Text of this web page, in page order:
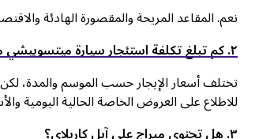
نعم. المقاعد المريحة والمقصورة الهادئة
۲. كم تبلغ تكلفة استئجار سيارة ميتسوبيشي ميراج 2023 في دبي؟
تختلف أسعار الإيجار حسب الموسم والمدة، لكن
للاطلاع على العروض الخاصة الحالية اليومية